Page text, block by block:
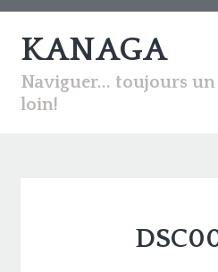
KANAGA
Naviguer... toujours
loin!